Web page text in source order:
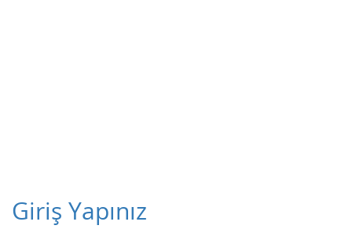
Giriş Yapınız